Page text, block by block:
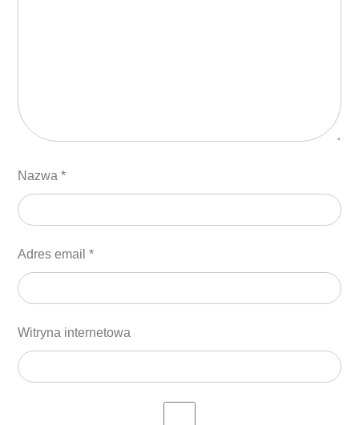
Nazwa*
Adres email*
Witryna internetowa